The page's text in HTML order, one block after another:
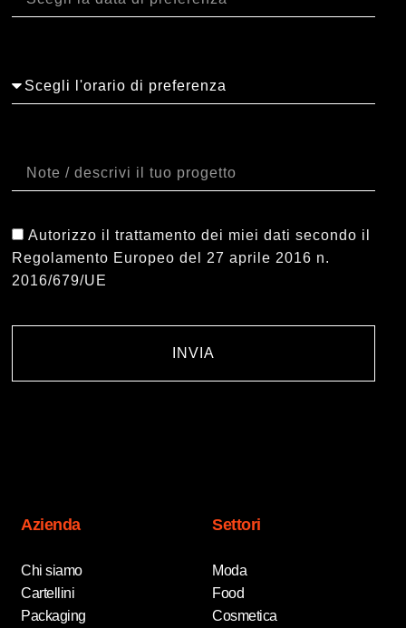
Autorizzo il trattamento dei miei dati secondo il
Regolamento Europeo del 27 aprile 2016 n.
2016/679/UE
INVIA
Azienda
Chi siamo
Cartellini
Packaging
Settori
Moda
Food
Cosmetica